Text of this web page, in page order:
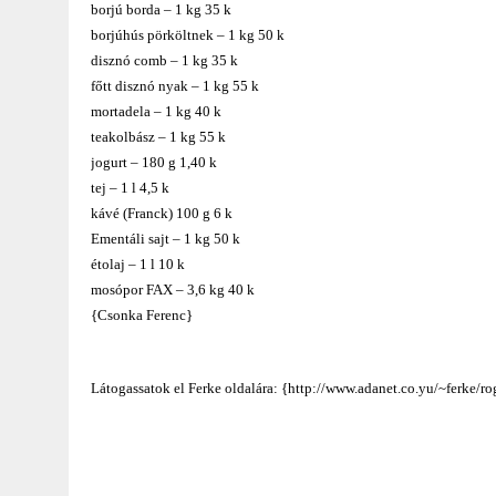
borjú borda – 1 kg 35 k
borjúhús pörköltnek – 1 kg 50 k
disznó comb – 1 kg 35 k
főtt disznó nyak – 1 kg 55 k
mortadela – 1 kg 40 k
teakolbász – 1 kg 55 k
jogurt – 180 g 1,40 k
tej – 1 l 4,5 k
kávé (Franck) 100 g 6 k
Ementáli sajt – 1 kg 50 k
étolaj – 1 l 10 k
mosópor FAX – 3,6 kg 40 k
{Csonka Ferenc}
Látogassatok el Ferke oldalára: {http://www.adanet.co.yu/~ferke/